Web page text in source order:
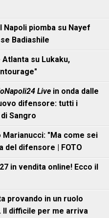
Napoli piomba su Nayef
Badiashile
Atlanta su Lukaku,
Live in onda dalle
difensore: tutti i
Sangro
"Ma come sei
del difensore | FOTO
in vendita online! Ecco il
provando in un ruolo
Il difficile per me arriva